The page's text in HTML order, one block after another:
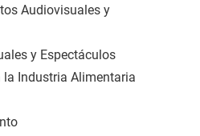
Audiovisuales y
y Espectáculos
la Industria Alimentaria